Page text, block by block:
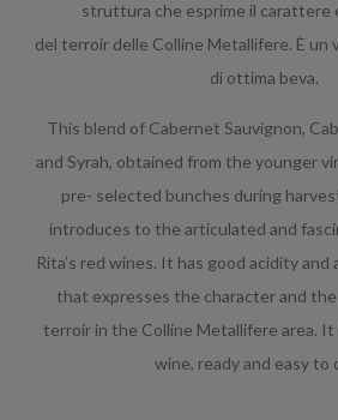
struttura che esprime il carattere
del terroir delle Colline Metallifere. È un
di ottima beva.
This blend of Cabernet Sauvignon,
and Syrah, obtained from the younger
pre- selected bunches during
introduces to the articulated and
Rita’s red wines. It has good acidity
that expresses the character and
terroir in the Colline Metallifere area. It
wine, ready and easy to